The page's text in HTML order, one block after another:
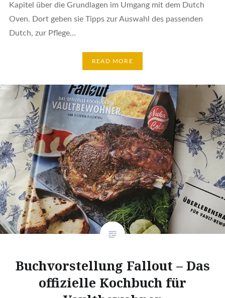
Kapitel über die Grundlagen im Umgang mit dem Dutch
Oven. Dort geben sie Tipps zur Auswahl des passenden
Dutch, zur Pflege…
READ MORE
Buchvorstellung Fallout – Das
offizielle Kochbuch für